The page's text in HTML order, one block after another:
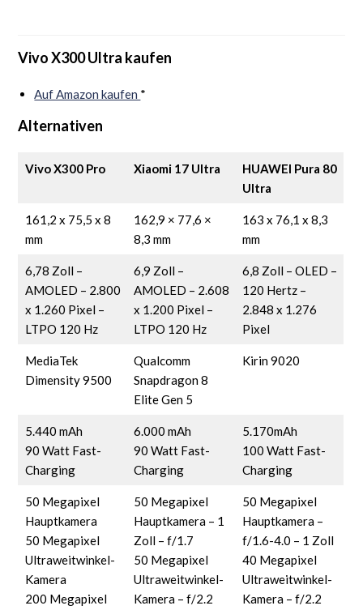
Vivo X300 Ultra kaufen
Auf Amazon kaufen *
Alternativen
Vivo X300 Pro Xiaomi 17 Ultra
HUAWEI Pura 80
Ultra
161,2 x 75,5 x 8
mm
162,9 × 77,6 ×
8,3 mm
163 x 76,1 x 8,3
mm
6,78 Zoll –
AMOLED – 2.800
x 1.260 Pixel –
LTPO 120 Hz
6,9 Zoll –
AMOLED – 2.608
x 1.200 Pixel –
LTPO 120 Hz
6,8 Zoll – OLED –
120 Hertz –
2.848 x 1.276
Pixel
MediaTek
Dimensity 9500
Qualcomm
Snapdragon 8
Elite Gen 5
Kirin 9020
5.440 mAh
90 Watt Fast-
Charging
6.000 mAh
90 Watt Fast-
Charging
5.170mAh
100 Watt Fast-
Charging
50 Megapixel
Hauptkamera
50 Megapixel
Ultraweitwinkel-
Kamera
200 Megapixel
50 Megapixel
Hauptkamera – 1
Zoll – f/1.7
50 Megapixel
Ultraweitwinkel-
Kamera – f/2.2
50 Megapixel
Hauptkamera –
f/1.6-4.0 – 1 Zoll
40 Megapixel
Ultraweitwinkel-
Kamera – f/2.2